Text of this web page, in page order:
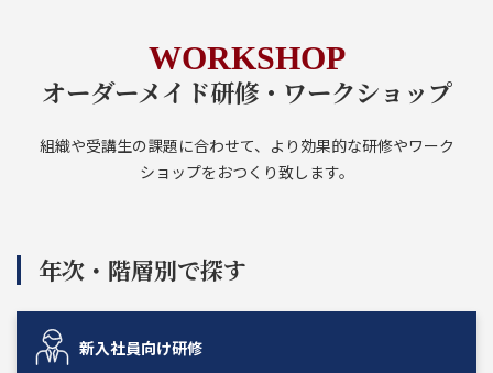
WORKSHOP
オーダーメイド研修・ワークショップ
組織や受講生の課題に合わせて、より効果的な研修やワーク
ショップをおつくり致します。
年次・階層別で探す
新入社員向け研修